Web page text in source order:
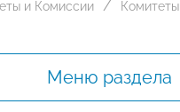
и Комиссии Комитеты
Меню раздела